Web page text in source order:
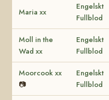
Maria xx
Engelskt
Fullblod
Moll in the
Wad xx
Engelskt
Fullblod
Moorcook xx
📷
Engelskt
Fullblod